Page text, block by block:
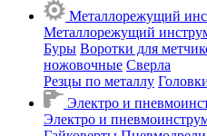
Металлорежущий
Металлорежущий
Буры Воротки для
ножовочные Сверла
Резцы по металлу
Электро и
Электро и